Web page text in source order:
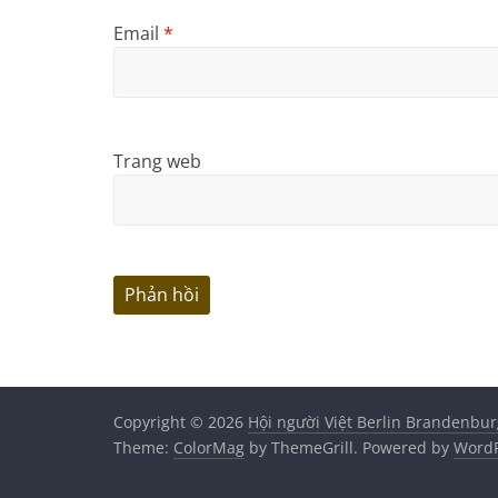
Email *
Trang web
Copyright © 2026 Hội người Việt Berlin
Theme: ColorMag by ThemeGrill. Powered by